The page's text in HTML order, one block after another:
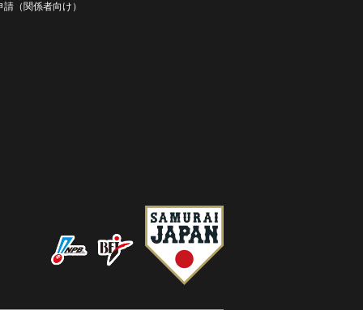
請（関係者向け）